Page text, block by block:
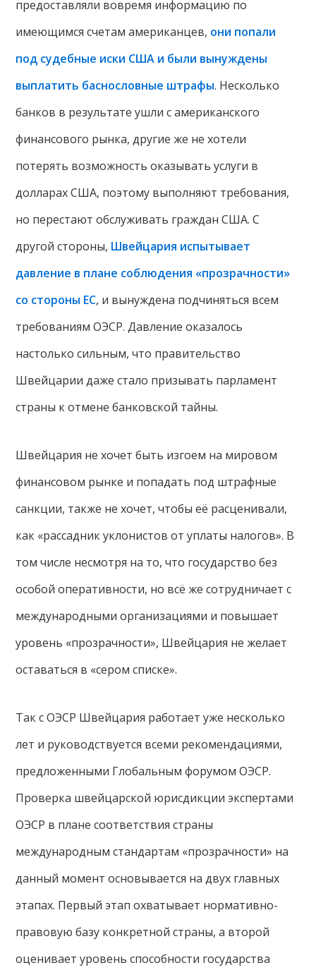
предоставляли вовремя информацию по
имеющимся счетам американцев, они попали
под судебные иски США и были вынуждены
выплатить баснословные штрафы. Несколько
банков в результате ушли с американского
финансового рынка, другие же не хотели
потерять возможность оказывать услуги в
долларах США, поэтому выполняют требования,
но перестают обслуживать граждан США. С
другой стороны, Швейцария испытывает
давление в плане соблюдения «прозрачности»
со стороны ЕС, и вынуждена подчиняться всем
требованиям ОЭСР. Давление оказалось
настолько сильным, что правительство
Швейцарии даже стало призывать парламент
страны к отмене банковской тайны.
Швейцария не хочет быть изгоем на мировом
финансовом рынке и попадать под штрафные
санкции, также не хочет, чтобы её расценивали,
как «рассадник уклонистов от уплаты налогов». В
том числе несмотря на то, что государство без
особой оперативности, но всё же сотрудничает с
международными организациями и повышает
уровень «прозрачности», Швейцария не желает
оставаться в «сером списке».
Так с ОЭСР Швейцария работает уже несколько
лет и руководствуется всеми рекомендациями,
предложенными Глобальным форумом ОЭСР.
Проверка швейцарской юрисдикции экспертами
ОЭСР в плане соответствия страны
международным стандартам «прозрачности» на
данный момент основывается на двух главных
этапах. Первый этап охватывает нормативно-
правовую базу конкретной страны, а второй
оценивает уровень способности государства